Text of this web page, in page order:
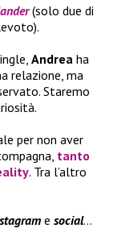
(solo due di
Andrea ha
relazione, ma
Staremo
per non aver
tanto
. Tra l’altro
e social…